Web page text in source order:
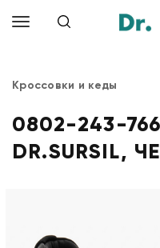
Кроссовки и кеды
0802-243-
DR.SURSIL,